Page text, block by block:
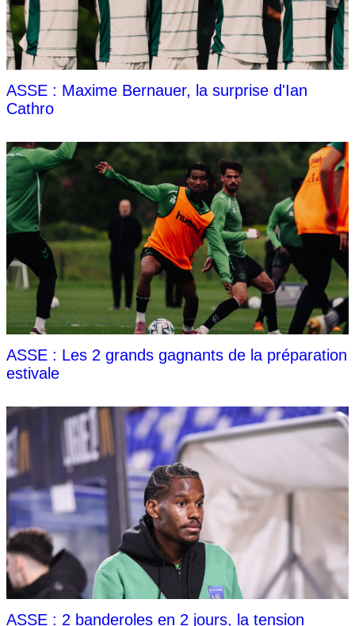
ASSE : Maxime Bernauer, la surprise d'Ian
Cathro
ASSE : Les 2 grands gagnants de la préparation
estivale
ASSE : 2 banderoles en 2 jours, la tension